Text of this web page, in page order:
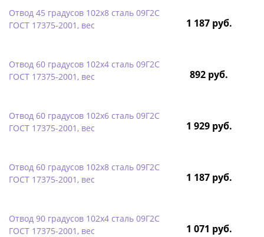
Отвод 45 градусов 102х8 сталь 09Г2С
ГОСТ 17375-2001, вес
1 187 руб.
Отвод 60 градусов 102х4 сталь 09Г2С
ГОСТ 17375-2001, вес
892 руб.
Отвод 60 градусов 102х6 сталь 09Г2С
ГОСТ 17375-2001, вес
1 929 руб.
Отвод 60 градусов 102х8 сталь 09Г2С
ГОСТ 17375-2001, вес
1 187 руб.
Отвод 90 градусов 102х4 сталь 09Г2С
ГОСТ 17375-2001, вес
1 071 руб.